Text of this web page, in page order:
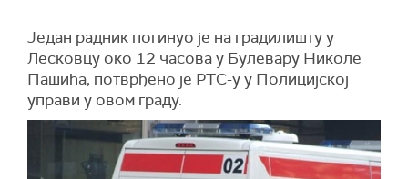
Један радник погинуо је на градилишту у
Лесковцу око 12 часова у Булевару Николе
Пашића, потврђено је РТС-у у Полицијској
управи у овом граду.